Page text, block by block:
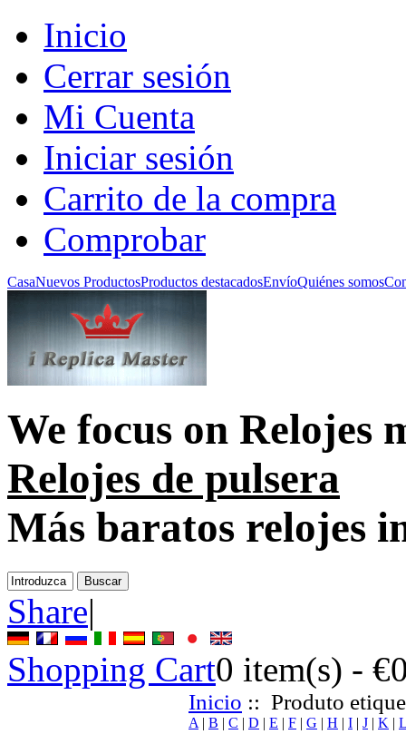
Inicio
Cerrar sesión
Mi Cuenta
Iniciar sesión
Carrito de la compra
Comprobar
CasaNuevos ProductosProductos destacadosEnvíoQuiénes somos
We focus on Relojes
Relojes de pulsera
Más baratos relojes
Share|
Shopping Cart0 item(s) -
Inicio :: Produto
A | B | C | D | E | F | G | H | I | J | K | L